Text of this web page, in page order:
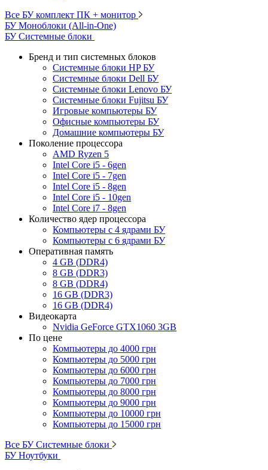
Все БУ комплект ПК + монитор
БУ Моноблоки (All-in-One)
БУ Системные блоки
Бренд и тип системных блоков
Системные блоки HP БУ
Системные блоки Dell БУ
Системные блоки Lenovo БУ
Системные блоки Fujitsu БУ
Игровые компьютеры БУ
Офисные компьютеры БУ
Домашние компьютеры БУ
Поколение процессора
AMD Ryzen 5
Intel Core i5 - 6gen
Intel Core i5 - 7gen
Intel Core i5 - 8gen
Intel Core i5 - 10gen
Intel Core i7 - 8gen
Количество ядер процессора
Компьютеры с 4 ядрами БУ
Компьютеры с 6 ядрами БУ
Оперативная память
4 GB (DDR4)
8 GB (DDR3)
8 GB (DDR4)
16 GB (DDR3)
16 GB (DDR4)
Видеокарта
Nvidia GeForce GTX1060 3GB
По цене
Компьютеры до 4000 грн
Компьютеры до 5000 грн
Компьютеры до 6000 грн
Компьютеры до 7000 грн
Компьютеры до 8000 грн
Компьютеры до 9000 грн
Компьютеры до 10000 грн
Компьютеры до 15000 грн
Все БУ Системные блоки
БУ Ноутбуки